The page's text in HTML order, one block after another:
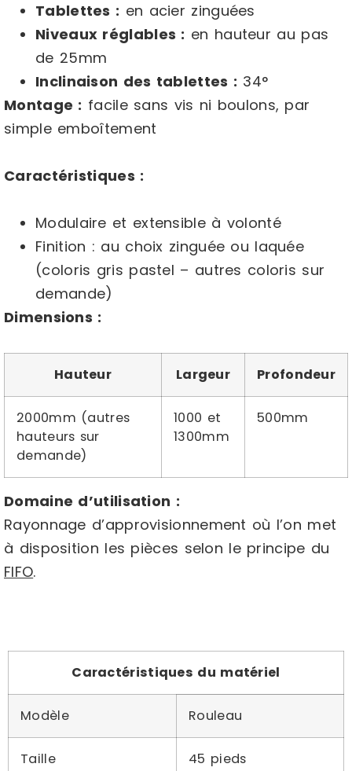
Tablettes : en acier zinguées
Niveaux réglables : en hauteur au pas
de 25mm
Inclinaison des tablettes : 34°
Montage : facile sans vis ni boulons, par
simple emboîtement
Caractéristiques :
Modulaire et extensible à volonté
Finition : au choix zinguée ou laquée
(coloris gris pastel – autres coloris sur
demande)
Dimensions :
Hauteur Largeur Profondeur
2000mm (autres
hauteurs sur
demande)
1000 et
1300mm
500mm
Domaine d’utilisation :
Rayonnage d’approvisionnement où l’on met
à disposition les pièces selon le principe du
FIFO.
Caractéristiques du matériel
Modèle Rouleau
Taille 45 pieds